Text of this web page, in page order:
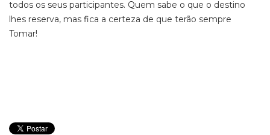
todos os seus participantes. Quem sabe o que o destino
lhes reserva, mas fica a certeza de que terão sempre
Tomar!